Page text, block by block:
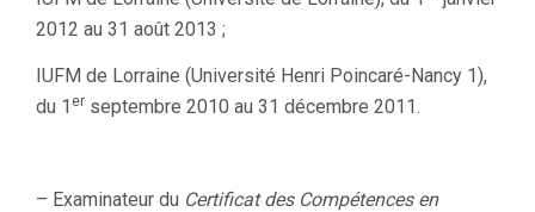
2012 au 31 août 2013 ;
IUFM de Lorraine (Université Henri Poincaré-Nancy 1),
du 1 er septembre 2010 au 31 décembre 2011.
– Examinateur du Certificat des Compétences en